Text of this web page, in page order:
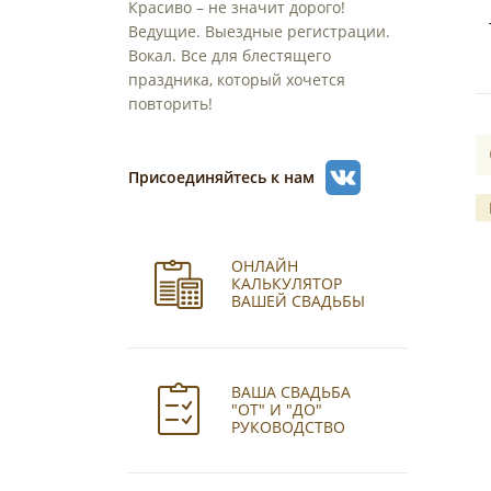
Красиво – не значит дорого!
Ведущие. Выездные регистрации.
Вокал. Все для блестящего
праздника, который хочется
повторить!
Присоединяйтесь к нам
ОНЛАЙН
КАЛЬКУЛЯТОР
ВАШЕЙ СВАДЬБЫ
ВАША СВАДЬБА
"ОТ" И "ДО"
РУКОВОДСТВО